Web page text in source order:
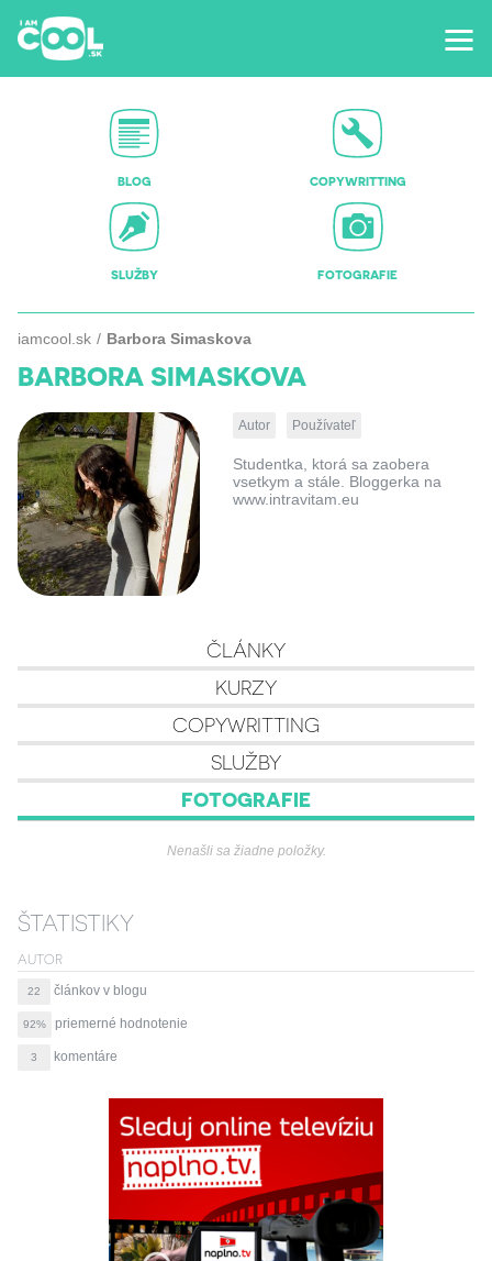
BLOG COPYWRITTING
SLUŽBY FOTOGRAFIE
iamcool.sk Barbora Simaskova
BARBORA SIMASKOVA
Autor Používateľ
Studentka, ktorá sa zaobera
vsetkym a stále. Bloggerka na
www.intravitam.eu
ČLÁNKY
KURZY
COPYWRITTING
SLUŽBY
FOTOGRAFIE
Nenašli sa žiadne položky.
ŠTATISTIKY
AUTOR
22 článkov v blogu
92% priemerné hodnotenie
3 komentáre